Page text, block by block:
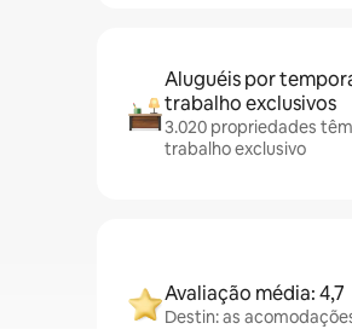
Aluguéis por
trabalho exclusivos
3.020 propriedades
trabalho exclusivo
Avaliação média: 4,7
Destin: as